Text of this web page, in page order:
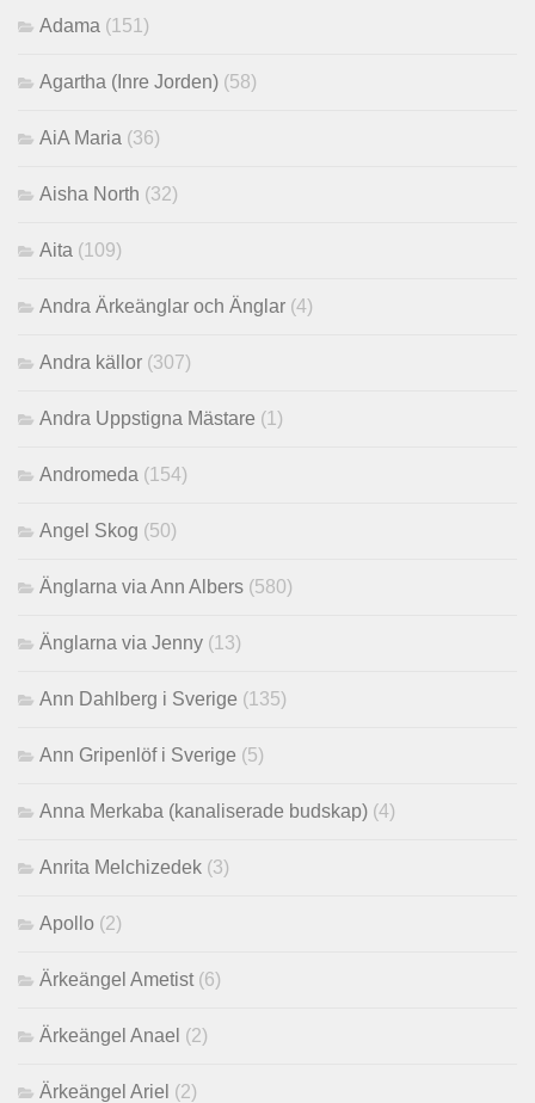
Adama (151)
Agartha (Inre Jorden) (58)
AiA Maria (36)
Aisha North (32)
Aita (109)
Andra Ärkeänglar och Änglar (4)
Andra källor (307)
Andra Uppstigna Mästare (1)
Andromeda (154)
Angel Skog (50)
Änglarna via Ann Albers (580)
Änglarna via Jenny (13)
Ann Dahlberg i Sverige (135)
Ann Gripenlöf i Sverige (5)
Anna Merkaba (kanaliserade budskap) (4)
Anrita Melchizedek (3)
Apollo (2)
Ärkeängel Ametist (6)
Ärkeängel Anael (2)
Ärkeängel Ariel (2)